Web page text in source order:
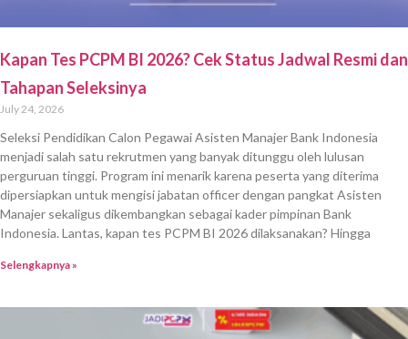
Kapan Tes PCPM BI 2026? Cek Status Jadwal Resmi dan
Tahapan Seleksinya
July 24, 2026
Seleksi Pendidikan Calon Pegawai Asisten Manajer Bank Indonesia
menjadi salah satu rekrutmen yang banyak ditunggu oleh lulusan
perguruan tinggi. Program ini menarik karena peserta yang diterima
dipersiapkan untuk mengisi jabatan officer dengan pangkat Asisten
Manajer sekaligus dikembangkan sebagai kader pimpinan Bank
Indonesia. Lantas, kapan tes PCPM BI 2026 dilaksanakan? Hingga
Selengkapnya »